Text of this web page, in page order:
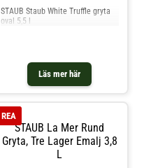
Läs mer här
STAUB Staub White Truffle gryta
oval 5,5 l
STAUB La Mer Rund
Gryta, Tre Lager Emalj 3,8
L
REA